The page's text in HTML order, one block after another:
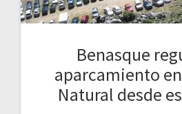
Benasque
aparcamiento
Natural desde